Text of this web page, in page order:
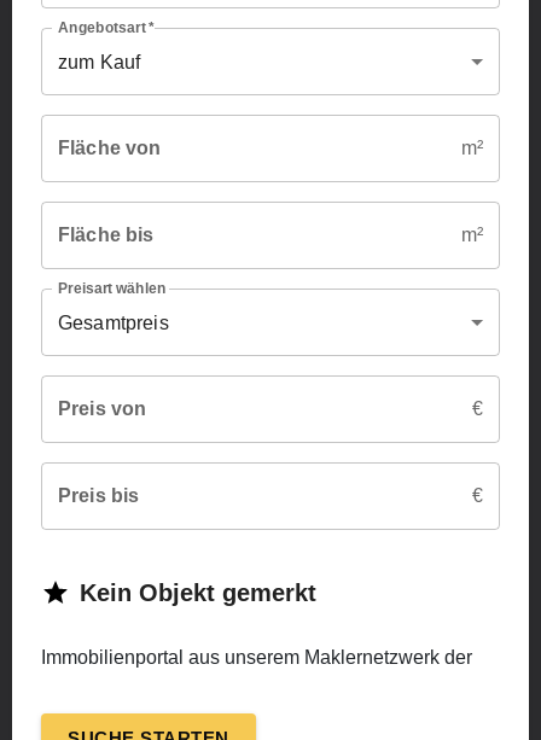
Angebotsart*
zum Kauf
Fläche von m²
Fläche bis m²
Preisart wählen
Gesamtpreis
Preis von €
Preis bis €
Kein Objekt gemerkt
Immobilienportal aus unserem Maklernetzwerk der